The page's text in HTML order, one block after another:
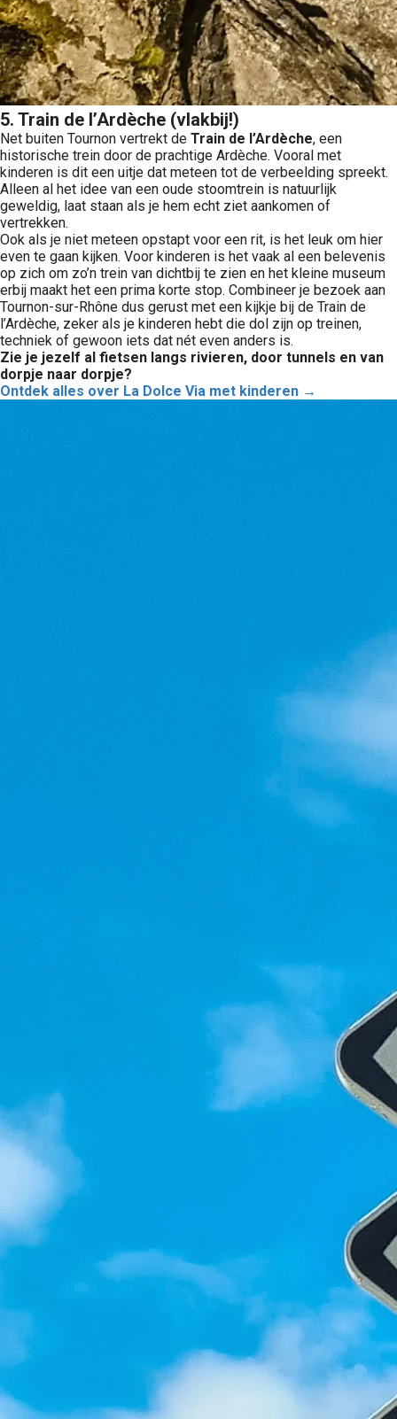
5. Train de l’Ardèche (vlakbij!)
Net buiten Tournon vertrekt de Train de l’Ardèche, een
historische trein door de prachtige Ardèche. Vooral met
kinderen is dit een uitje dat meteen tot de verbeelding spreekt.
Alleen al het idee van een oude stoomtrein is natuurlijk
geweldig, laat staan als je hem echt ziet aankomen of
vertrekken.
Ook als je niet meteen opstapt voor een rit, is het leuk om hier
even te gaan kijken. Voor kinderen is het vaak al een belevenis
op zich om zo’n trein van dichtbij te zien en het kleine museum
erbij maakt het een prima korte stop. Combineer je bezoek aan
Tournon-sur-Rhône dus gerust met een kijkje bij de Train de
l’Ardèche, zeker als je kinderen hebt die dol zijn op treinen,
techniek of gewoon iets dat nét even anders is.
Zie je jezelf al fietsen langs rivieren, door tunnels en van
dorpje naar dorpje?
Ontdek alles over La Dolce Via met kinderen →